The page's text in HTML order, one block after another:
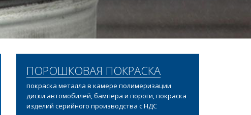
ПОРОШКОВАЯ ПОКРАСКА
покраска металла в камере полимеризации
диски автомобилей, бампера и пороги, покраска
изделий серийного производства с НДС